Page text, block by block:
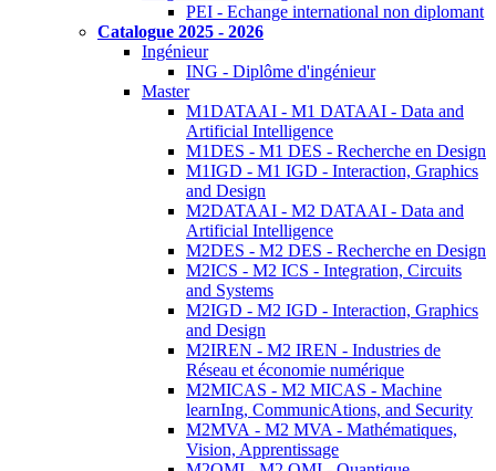
PEI - Echange international non diplomant
Catalogue 2025 - 2026
Ingénieur
ING - Diplôme d'ingénieur
Master
M1DATAAI - M1 DATAAI - Data and
Artificial Intelligence
M1DES - M1 DES - Recherche en Design
M1IGD - M1 IGD - Interaction, Graphics
and Design
M2DATAAI - M2 DATAAI - Data and
Artificial Intelligence
M2DES - M2 DES - Recherche en Design
M2ICS - M2 ICS - Integration, Circuits
and Systems
M2IGD - M2 IGD - Interaction, Graphics
and Design
M2IREN - M2 IREN - Industries de
Réseau et économie numérique
M2MICAS - M2 MICAS - Machine
learnIng, CommunicAtions, and Security
M2MVA - M2 MVA - Mathématiques,
Vision, Apprentissage